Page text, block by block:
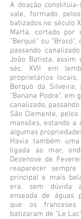
A doação
vale, formado
batizados no século
Marta, cortado por
"Berquó" ou
passando
João Batista, assim
séc. XVII em
proprietários locais,
Berquó da
"Banana Podre", em
canalizado,
São Clemente,
mansões, estando a
algumas
Havia também
ligada ao mar,
Dezenove de
reaparecer
principal e mais
era, sem dúvida
enseada de águas
que os
batizaram de "Le